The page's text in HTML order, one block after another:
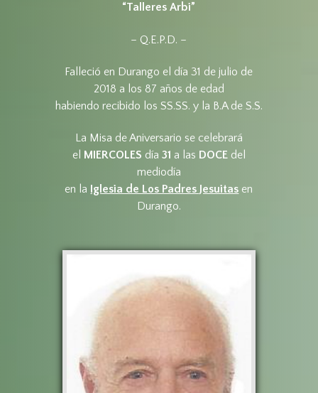
“Talleres Arbi”
– Q.E.P.D. –
Falleció en Durango el día 31 de julio de
2018 a los 87 años de edad
habiendo recibido los SS.SS. y la B.A de S.S.
La Misa de Aniversario se celebrará
el MIERCOLES día 31 a las DOCE del
mediodía
en la Iglesia de Los Padres Jesuitas en
Durango.